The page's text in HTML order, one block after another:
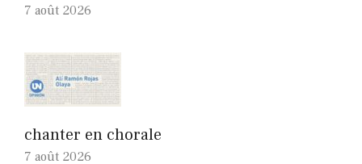
7 août 2026
chanter en chorale
7 août 2026